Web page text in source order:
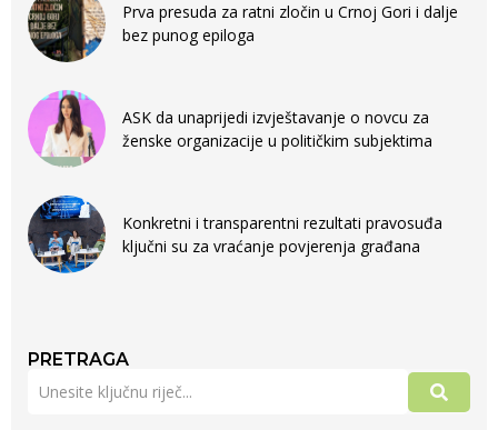
Prva presuda za ratni zločin u Crnoj Gori i dalje
bez punog epiloga
ASK da unaprijedi izvještavanje o novcu za
ženske organizacije u političkim subjektima
Konkretni i transparentni rezultati pravosuđa
ključni su za vraćanje povjerenja građana
PRETRAGA